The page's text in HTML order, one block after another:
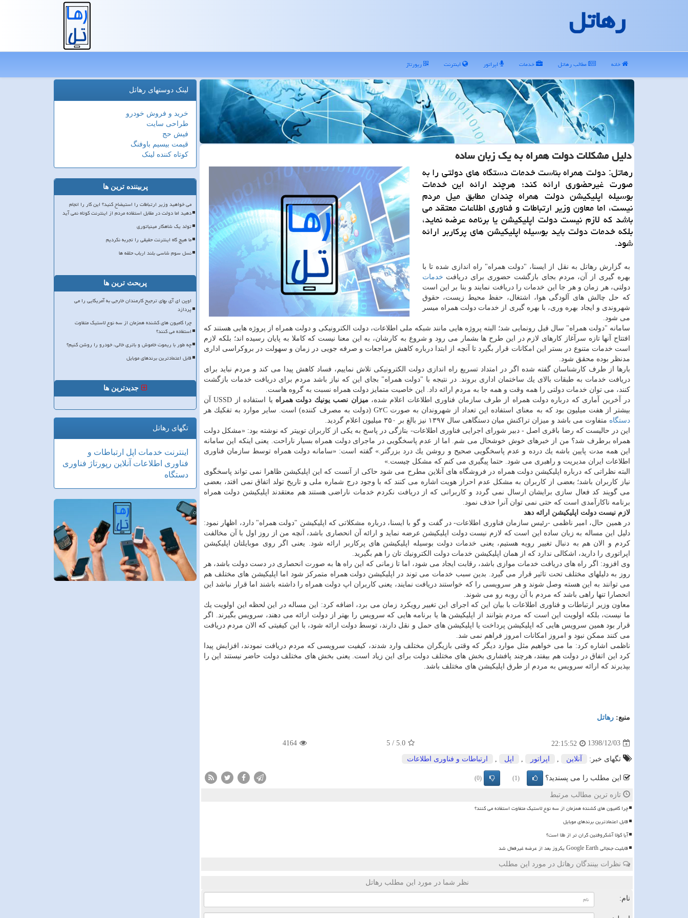
رهاتل
خانه مطالب رهاتل خدمات اپراتور اینترنت رپورتاژ
دلیل مشكلات دولت همراه به یك زبان ساده
رهاتل: دولت همراه بناست خدمات دستگاه های دولتی را به
صورت غیرحضوری ارائه كند؛ هرچند ارائه این خدمات
بوسیله اپلیكیشن دولت همراه چندان مطابق میل مردم
نیست، اما معاون وزیر ارتباطات و فناوری اطلاعات معتقد می
باشد كه لازم نیست دولت اپلیكیشن یا برنامه عرضه نماید،
بلكه خدمات دولت باید بوسیله اپلیكیشن های پركاربر ارائه
شود.
به گزارش رهاتل به نقل از ایسنا، "دولت همراه" راه اندازی شده تا با
بهره گیری از آن، مردم بجای بازگشت حضوری برای دریافت خدمات
دولتی، هر زمان و هر جا این خدمات را دریافت نمایند و بنا بر این است
كه حل چالش های آلودگی هوا، اشتغال، حفظ محیط زیست، حقوق
شهروندی و ایجاد بهره وری، با بهره گیری از خدمات دولت همراه میسر
می شود.
سامانه "دولت همراه" سال قبل رونمایی شد؛ البته پروژه هایی مانند شبكه ملی اطلاعات، دولت الكترونیكی و دولت همراه از پروژه هایی هستند كه
افتتاح آنها تازه سرآغاز كارهای لازم در این طرح ها بشمار می رود و شروع به كارشان، به این معنا نیست كه كاملا به پایان رسیده اند؛ بلكه لازم
است خدمات متنوع در بستر این امكانات قرار بگیرد تا آنچه از ابتدا درباره كاهش مراجعات و صرفه جویی در زمان و سهولت در بروكراسی اداری
مدنظر بوده محقق شود.
بارها از طرف كارشناسان گفته شده اگر در امتداد تسریع راه اندازی دولت الكترونیكی تلاش نماییم، فساد كاهش پیدا می كند و مردم نباید برای
دریافت خدمات به طبقات بالای یك ساختمان اداری بروند. در نتیجه با "دولت همراه" بجای این كه نیاز باشد مردم برای دریافت خدمات بازگشت
كنند، می توان خدمات دولتی را همه وقت و همه جا به مردم ارائه داد. این خاصیت متمایز دولت همراه نسبت به گروه هاست.
در آخرین آماری كه درباره دولت همراه از طرف سازمان فناوری اطلاعات اعلام شده، میزان نصب یونیك دولت همراه
یا استفاده از USSD آن
بیشتر از هفت میلیون بود كه به معنای استفاده این تعداد از شهروندان به صورت G۲C (دولت به مصرف كننده) است. سایر موارد به تفكیك هر
دستگاه متفاوت می باشد و میزان تراكنش میان دستگاهی سال ۱۳۹۷ نیز بالغ بر ۳۵۰ میلیون اعلام گردید.
این در حالیست كه رضا باقری اصل - دبیر شورای اجرایی فناوری اطلاعات- بتازگی در پاسخ به یكی از كاربران توییتر كه نوشته بود: «مشكل دولت
همراه برطرف شد؟ من از خبرهای خوش خوشحال می شم. اما از عدم پاسخگویی در ماجرای دولت همراه بسیار ناراحت. یعنی اینكه این سامانه
این همه مدت پایین باشه یك درده و عدم پاسخگویی صحیح و روشن یك درد بزرگتر.» گفته است: «سامانه دولت همراه توسط سازمان فناوری
اطلاعات ایران مدیریت و راهبری می شود. حتما پیگیری می كنم كه مشكل چیست.»
البته نظراتی كه درباره اپلیكیشن دولت همراه در فروشگاه های آنلاین مطرح می شود حاكی از آنست كه این اپلیكیشن ظاهرا نمی تواند پاسخگوی
نیاز كاربران باشد؛ بعضی از كاربران به مشكل عدم احراز هویت اشاره می كنند كه با وجود درج شماره ملی و تاریخ تولد اتفاق نمی افتد، بعضی
می گویند كد فعال سازی برایشان ارسال نمی گردد و كاربرانی كه از دریافت نكردم خدمات ناراضی هستند هم معتقدند اپلیكیشن دولت همراه
برنامه ناكارآمدی است كه حتی نمی توان آنرا حذف نمود.
لازم نیست دولت اپلیكیشن ارائه دهد
در همین حال، امیر ناظمی -رئیس سازمان فناوری اطلاعات- در گفت و گو با ایسنا، درباره مشكلاتی كه اپلیكیشن "دولت همراه" دارد، اظهار نمود:
دلیل این مساله به زبان ساده این است كه لازم نیست دولت اپلیكیشن عرضه نماید و ارائه آن انحصاری باشد، آنچه من از روز اول با آن مخالفت
كردم و الان هم به دنبال تغییر رویه هستیم، یعنی خدمات دولت بوسیله اپلیكیشن های پركاربر ارائه شود. یعنی اگر روی موبایلتان اپلیكیشن
اپراتوری را دارید، اشكالی ندارد كه از همان اپلیكیشن خدمات دولت الكترونیك تان را هم بگیرید.
وی افزود: اگر راه های دریافت خدمات موازی باشد، رقابت ایجاد می شود، اما تا زمانی كه این راه ها به صورت انحصاری در دست دولت باشد، هر
روز به دلیلهای مختلف تحت تاثیر قرار می گیرد. بدین سبب خدمات می توند در اپلیكیشن دولت همراه متمركز شود اما اپلیكیشن های مختلف هم
می توانند به این هسته وصل شوند و هر سرویسی را كه خواستند دریافت نمایند، یعنی كاربران اپ دولت همراه را داشته باشند اما قرار نباشد این
انحصارا تنها راهی باشد كه مردم با آن روبه رو می شوند.
معاون وزیر ارتباطات و فناوری اطلاعات با بیان این كه اجرای این تغییر رویكرد زمان می برد، اضافه كرد: این مساله در این لحظه این اولویت یك
ما نیست، بلكه اولویت این است كه مردم بتوانند از اپلیكیشن ها یا برنامه هایی كه سرویس را بهتر از دولت ارائه می دهند، سرویس بگیرند. اگر
قرار بود همین سرویس هایی كه اپلیكیشن پرداخت یا اپلیكیشن های حمل و نقل دارند، توسط دولت ارائه شود، با این كیفیتی كه الان مردم دریافت
می كنند ممكن نبود و امروز امكانات امروز فراهم نمی شد.
ناظمی اشاره كرد: ما می خواهیم مثل موارد دیگر كه وقتی بازیگران مختلف وارد شدند، كیفیت سرویسی كه مردم دریافت نمودند، افزایش پیدا
كرد این اتفاق در دولت هم بیفتد، هرچند پافشاری بخش های مختلف دولت برای این زیاد است. یعنی بخش های مختلف دولت حاضر نیستند این را
بپذیرند كه ارائه سرویس به مردم از طرق اپلیكیشن های مختلف باشد.
منبع: رهاتل
1398/12/03
22:15:52
5.0
/
5
4164
تگهای خبر: آنلاین اپراتور اپل ارتباطات و فناوری اطلاعات
این مطلب را می پسندید؟ (1)
(0)
تازه ترین مطالب مرتبط
چرا کامیون های کشنده همزمان از سه نوع لاستیک متفاوت استفاده می کنند؟
قابل اعتمادترین برندهای موبایل
آیا کولا آشکروفتین گران تر از طلا است؟
قابلیت جنجالی Google Earth یکروز بعد از عرضه غیرفعال شد
نظرات بینندگان رهاتل در مورد این مطلب
نظر شما در مورد این مطلب رهاتل
نام:
لینک دوستهای رهاتل
خرید و فروش خودرو
طراحی سایت
فیش حج
قیمت بیسیم باوفنگ
کوتاه کننده لینک
پربیننده ترین ها
می خواهید وزیر ارتباطات را استیضاح کنید؟ این کار را انجام
دهید اما دولت در مقابل استفاده مردم از اینترنت کوتاه نمی آید
تولد یک شاهکار مینیاتوری
ما هیچ گاه اینترنت حقیقی را تجربه نکردیم
نسل سوم شاسی بلند ارباب حلقه ها
پربحث ترین ها
اوپن ای آی بهای ترجیح کارمندان خارجی به آمریکایی را می
پردازد
چرا کامیون های کشنده همزمان از سه نوع لاستیک متفاوت
استفاده می کنند؟
چه طور با ریموت خاموش و باتری خالی، خودرو را روشن کنیم؟
قابل اعتمادترین برندهای موبایل
جدیدترین ها
تگهای رهاتل
اینترنت خدمات اپل ارتباطات و
فناوری اطلاعات آنلاین رپورتاژ فناوری
دستگاه